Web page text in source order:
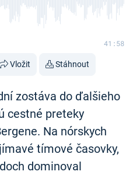
41:58
Vložit Stáhnout
zostáva do ďalšieho
cestné preteky
Na nórskych
tímové časovky,
dominoval